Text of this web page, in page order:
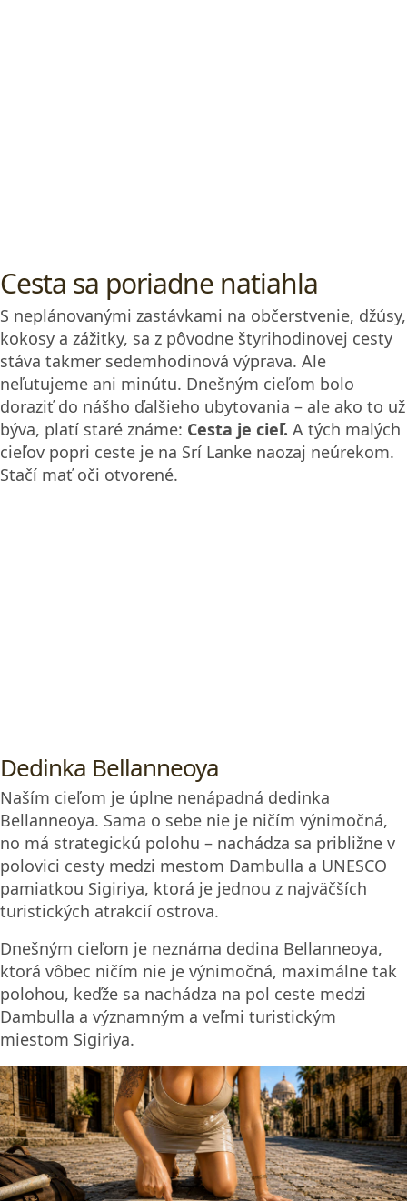
Bellanneoya. Sama o sebe nie je ničím výnimočná,
no má strategickú polohu – nachádza sa približne v
polovici cesty medzi mestom Dambulla a UNESCO
pamiatkou Sigiriya, ktorá je jednou z najväčších
turistických atrakcií ostrova.
Dnešným cieľom je neznáma dedina Bellanneoya,
ktorá vôbec ničím nie je výnimočná, maximálne tak
polohou, keďže sa nachádza na pol ceste medzi
Dambulla a významným a veľmi turistickým
Naše nadobudnuté, niekoľkohodinové skúsenosti s
riadením TukTuku preverí záverečný úsek trasy.
Asfaltová cesta sa náhle končí a posledný kilometer
nás čaká šotolina – jemne vyjazdená, prašná a plná
nástrah. Ideme pomaly, obozretne, takmer krokom…
ale nakoniec nachádzame naše ubytovanie
Freedom Lodge
Totoskvostné ubytovanie sme našli cez
Booking.comza 5,40 € na osobu na noc – vrátane
raňajok. A keďže ponúkajú iba tri izby, ktoré sme
kompletne rezervovali, celý objekt máme len pre
seba.
Na prvý pohľad podľa mapy sa môže zdať, že sa
nachádzate v meste. Realita je však iná – sme na
konci cesty v tichej „záhradkárskej“ oblasti, ďaleko
od hluku a ruchu. Okolie je tiché, len sem-tam ho
naruší brechot miestnych psov, ktorí naháňajú až